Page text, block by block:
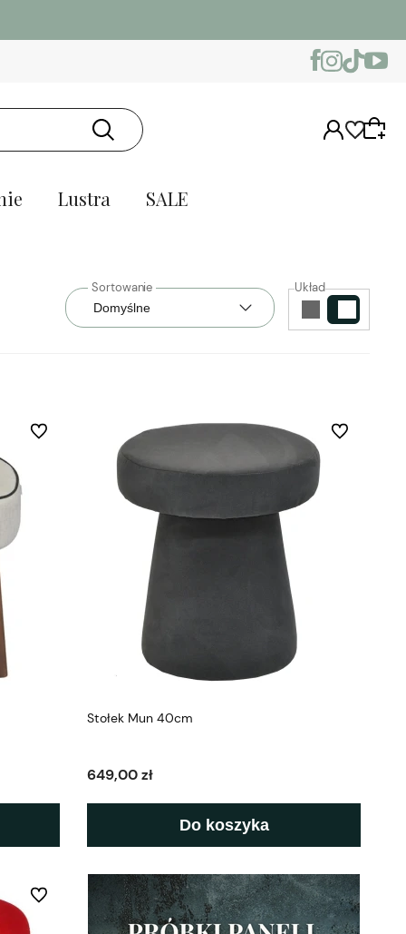
Lustra SALE
Układ
Do ulubionych
Stołek Mun 40cm
649,00 zł
Do koszyka
Do ulubionych
Do ulubionych